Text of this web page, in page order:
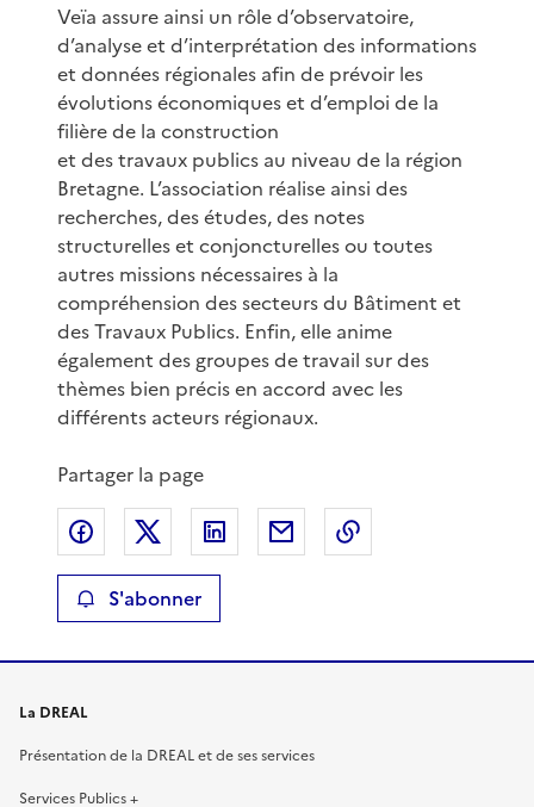
Veïa assure ainsi un rôle d’observatoire,
d’analyse et d’interprétation des informations
et données régionales afin de prévoir les
évolutions économiques et d’emploi de la
filière de la construction
et des travaux publics au niveau de la région
Bretagne. L’association réalise ainsi des
recherches, des études, des notes
structurelles et conjoncturelles ou toutes
autres missions nécessaires à la
compréhension des secteurs du Bâtiment et
des Travaux Publics. Enfin, elle anime
également des groupes de travail sur des
thèmes bien précis en accord avec les
différents acteurs régionaux.
Partager la page
Partager sur Facebook
Partager sur XPartager sur LinkedIn
Partager par email
S'abonner
La DREAL
Présentation de la DREAL et de ses services
Services Publics +